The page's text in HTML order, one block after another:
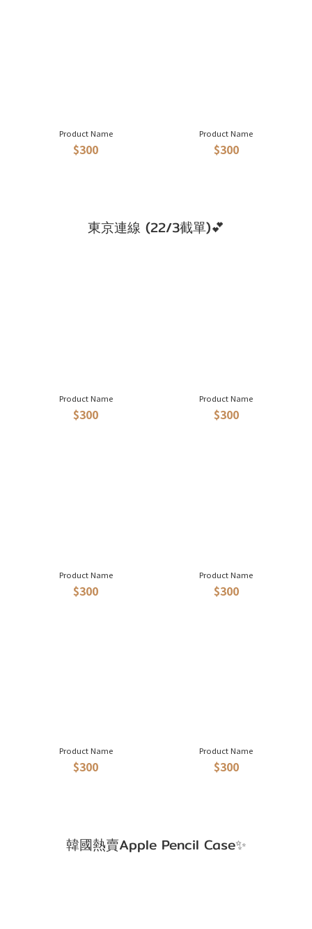
Product Name
$300
Product Name
$300
東京連線 (22/3截單)💕
Product Name
$300
Product Name
$300
Product Name
$300
Product Name
$300
Product Name
$300
Product Name
$300
韓國熱賣Apple Pencil Case✨